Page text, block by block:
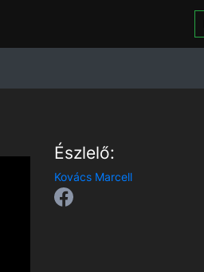
Észlelő:
Kovács Marcell